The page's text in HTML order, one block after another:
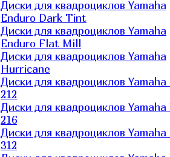
Диски для квадроциклов Yamaha
Enduro Dark Tint
Диски для квадроциклов Yamaha
Enduro Flat Mill
Диски для квадроциклов Yamaha
Hurricane
Диски для квадроциклов
212
Диски для квадроциклов
216
Диски для квадроциклов
312